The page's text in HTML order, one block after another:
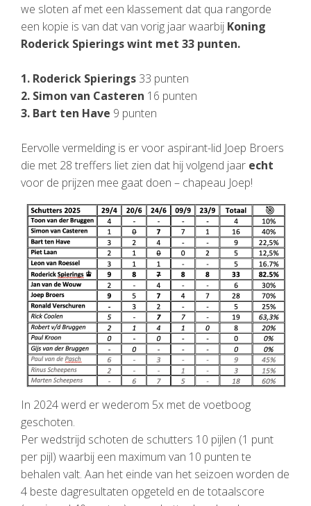
we sloten af met een klassement dat qua rangorde
een kopie is van dat van vorig jaar waarbij Koning
Roderick Spierings wint met 33 punten.
1. Roderick Spierings 33 punten
2. Simon van Casteren 16 punten
3. Bart ten Have 9 punten
Eervolle vermelding is er voor aspirant-lid Joep Broers
die met 28 treffers liet zien dat hij volgend jaar echt
voor de prijzen mee gaat doen – chapeau Joep!
In 2024 werd er wederom 5x met de voetboog
geschoten.
Per wedstrijd schoten de schutters 10 pijlen (1 punt
per pijl) waarbij een maximum van 10 punten te
behalen valt. Aan het einde van het seizoen worden de
4 beste dagresultaten opgeteld en de totaalscore